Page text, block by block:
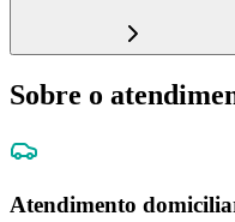
Sobre o
Atendimento